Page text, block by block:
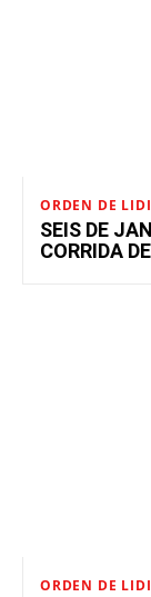
ORDEN DE
SEIS DE
CORRIDA
ORDEN DE